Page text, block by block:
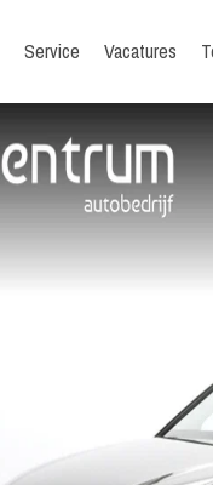
Service Vacatures